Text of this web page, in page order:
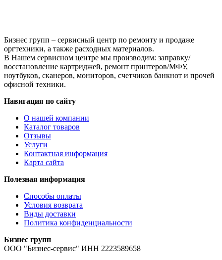
M452/MFP
M477/M377
(CF412A)
OEM
size,
Y,
Бизнес групп – сервисный центр по ремонту и продаже
оргтехники, а также расходных материалов.
В Нашем сервисном центре мы производим: заправку/
восстановление картриджей, ремонт принтеров/МФУ,
ноутбуков, сканеров, мониторов, счетчиков банкнот и прочей
офисной техники.
Навигация по сайту
О нашей компании
Каталог товаров
Отзывы
Услуги
Контактная информация
Карта сайта
Полезная информация
Способы оплаты
Условия возврата
Виды доставки
Политика конфиденциальности
Бизнес групп
ООО "Бизнес-сервис" ИНН 2223589658